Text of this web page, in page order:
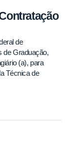
de
de Graduação,
(a), para
Técnica de